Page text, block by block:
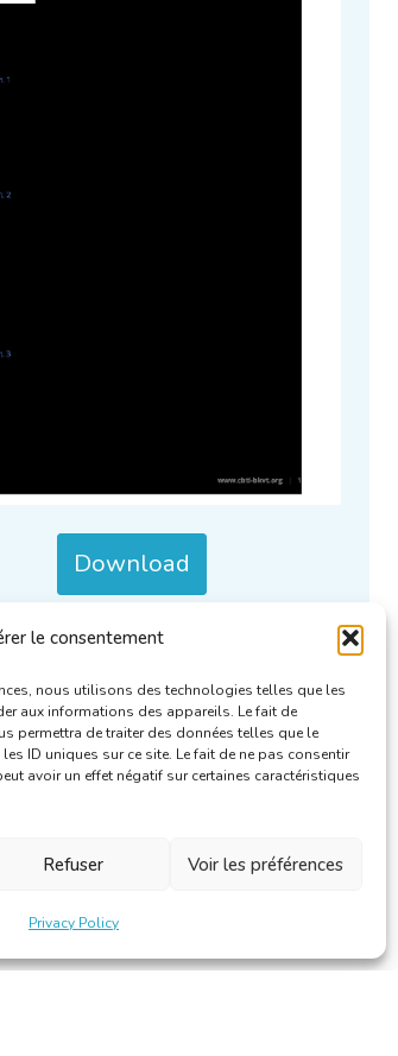
le consentement
nous utilisons des technologies telles que les
aux informations des appareils. Le fait de
permettra de traiter des données telles que le
ID uniques sur ce site. Le fait de ne pas consentir
avoir un effet négatif sur certaines caractéristiques
Refuser Voir les préférences
Privacy Policy
Download
available in :FR
:
BKVT/CBTI